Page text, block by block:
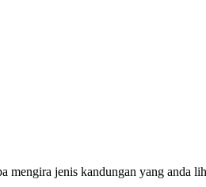
mengira jenis kandungan yang anda